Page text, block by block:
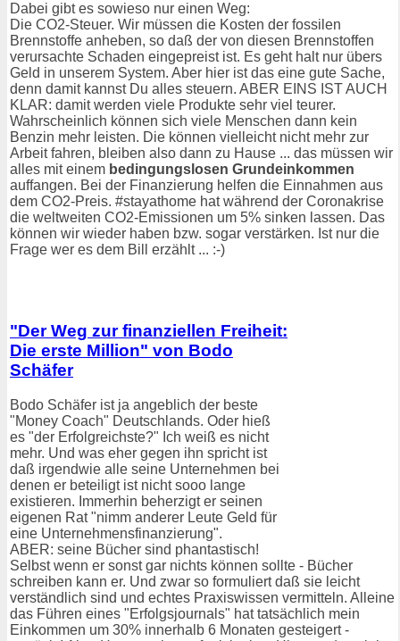
Dabei gibt es sowieso nur einen Weg:
Die CO2-Steuer. Wir müssen die Kosten der fossilen
Brennstoffe anheben, so daß der von diesen Brennstoffen
verursachte Schaden eingepreist ist. Es geht halt nur übers
Geld in unserem System. Aber hier ist das eine gute Sache,
denn damit kannst Du alles steuern. ABER EINS IST AUCH
KLAR: damit werden viele Produkte sehr viel teurer.
Wahrscheinlich können sich viele Menschen dann kein
Benzin mehr leisten. Die können vielleicht nicht mehr zur
Arbeit fahren, bleiben also dann zu Hause ... das müssen wir
alles mit einem bedingungslosen Grundeinkommen
auffangen. Bei der Finanzierung helfen die Einnahmen aus
dem CO2-Preis. #stayathome hat während der Coronakrise
die weltweiten CO2-Emissionen um 5% sinken lassen. Das
können wir wieder haben bzw. sogar verstärken. Ist nur die
Frage wer es dem Bill erzählt ... :-)
"Der Weg zur finanziellen Freiheit:
Die erste Million" von Bodo
Schäfer
Bodo Schäfer ist ja angeblich der beste
"Money Coach" Deutschlands. Oder hieß
es "der Erfolgreichste?" Ich weiß es nicht
mehr. Und was eher gegen ihn spricht ist
daß irgendwie alle seine Unternehmen bei
denen er beteiligt ist nicht sooo lange
existieren. Immerhin beherzigt er seinen
eigenen Rat "nimm anderer Leute Geld für
eine Unternehmensfinanzierung".
ABER: seine Bücher sind phantastisch!
Selbst wenn er sonst gar nichts können sollte - Bücher
schreiben kann er. Und zwar so formuliert daß sie leicht
verständlich sind und echtes Praxiswissen vermitteln. Alleine
das Führen eines "Erfolgsjournals" hat tatsächlich mein
Einkommen um 30% innerhalb 6 Monaten gesteigert -